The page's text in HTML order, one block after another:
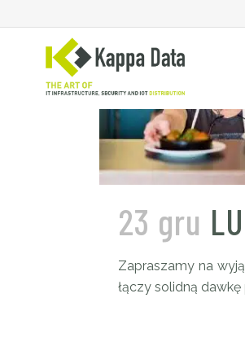
23 gru
Zapraszamy na
łączy solidną